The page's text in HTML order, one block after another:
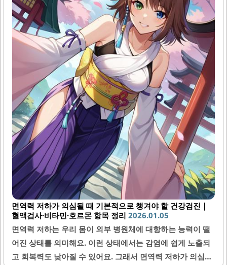
D가 부족하면 다양한 증상이 나타날 수 있어요. 가장 흔한 증
상 중 하나는 피로감이에요. 이러한 피로감은..
면역력 저하가 의심될 때 기본적으로 챙겨야 할 건강검진｜
혈액검사·비타민·호르몬 항목 정리 2026.01.05
면역력 저하는 우리 몸이 외부 병원체에 대항하는 능력이 떨
어진 상태를 의미해요. 이런 상태에서는 감염에 쉽게 노출되
고 회복력도 낮아질 수 있어요. 그래서 면역력 저하가 의심될